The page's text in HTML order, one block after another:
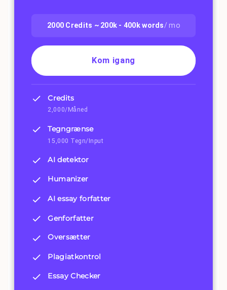
2000 Credits ~ 200k - 400kwords/ mo
Kom igang
Credits
2,000/Måned
Tegngrænse
15,000 Tegn/Input
AI detektor
Humanizer
AI essay forfatter
Genforfatter
Oversætter
Plagiatkontrol
Essay Checker